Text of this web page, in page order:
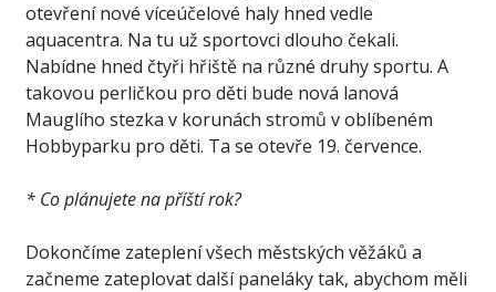
otevření nové víceúčelové haly hned vedle
aquacentra. Na tu už sportovci dlouho čekali.
Nabídne hned čtyři hřiště na různé druhy sportu. A
takovou perličkou pro děti bude nová lanová
Mauglího stezka v korunách stromů v oblíbeném
Hobbyparku pro děti. Ta se otevře 19. července.
* Co plánujete na příští rok?
Dokončíme zateplení všech městských věžáků a
začneme zateplovat další paneláky tak, abychom měli